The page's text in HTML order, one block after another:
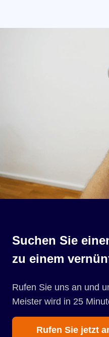
Suchen Sie
zu einem
Rufen Sie uns an und
Meister wird in 25
Rufen Sie jetzt